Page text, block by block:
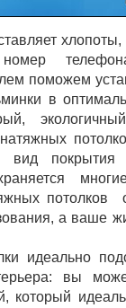
поможем
в
вид покрытия
потолков
а ваше
идеально
вы
который